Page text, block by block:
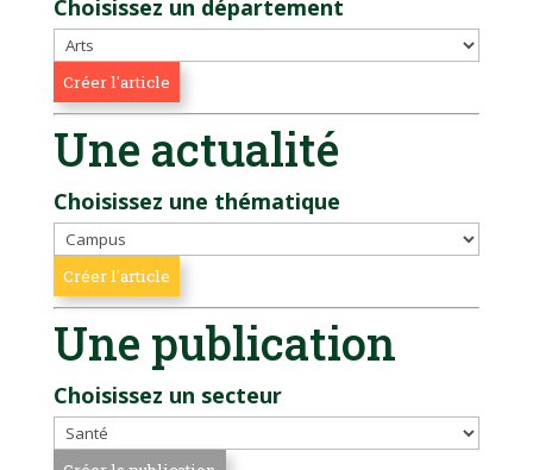
Choisissez un département
Une actualité
Choisissez une thématique
Une publication
Choisissez un secteur